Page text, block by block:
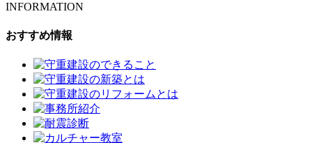
INFORMATION
おすすめ情報